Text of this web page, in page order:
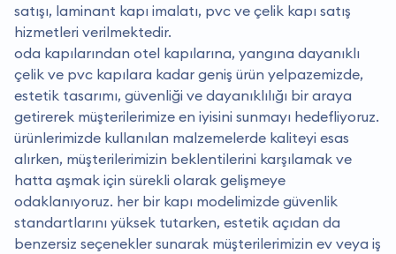
satışı, laminant kapı imalatı, pvc ve çelik kapı satış
hizmetleri verilmektedir.
oda kapılarından otel kapılarına, yangına dayanıklı
çelik ve pvc kapılara kadar geniş ürün yelpazemizde,
estetik tasarımı, güvenliği ve dayanıklılığı bir araya
getirerek müşterilerimize en iyisini sunmayı hedefliyoruz.
ürünlerimizde kullanılan malzemelerde kaliteyi esas
alırken, müşterilerimizin beklentilerini karşılamak ve
hatta aşmak için sürekli olarak gelişmeye
odaklanıyoruz. her bir kapı modelimizde güvenlik
standartlarını yüksek tutarken, estetik açıdan da
benzersiz seçenekler sunarak müşterilerimizin ev veya iş